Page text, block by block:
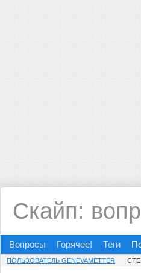
Скайп:
Вопросы Горячее! Теги
ПОЛЬЗОВАТЕЛЬ GENEVAMETTER